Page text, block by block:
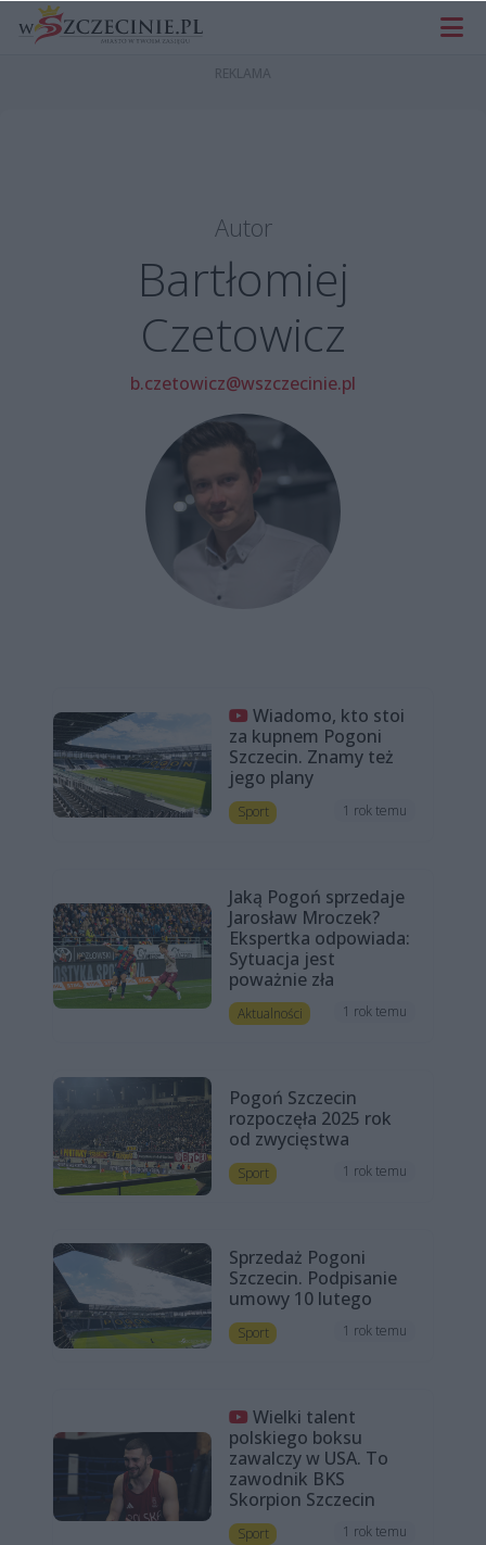
Autor
Bartłomiej
Czetowicz
b.czetowicz@wszczecinie.pl
Wiadomo, kto stoi
za kupnem Pogoni
Szczecin. Znamy też
jego plany
Sport 1 rok temu
Jaką Pogoń sprzedaje
Jarosław Mroczek?
Ekspertka odpowiada:
Sytuacja jest
poważnie zła
Aktualności 1 rok temu
Pogoń Szczecin
rozpoczęła 2025 rok
od zwycięstwa
Sport 1 rok temu
Sprzedaż Pogoni
Szczecin. Podpisanie
umowy 10 lutego
Sport 1 rok temu
Wielki talent
polskiego boksu
zawalczy w USA. To
zawodnik BKS
Skorpion Szczecin
Sport 1 rok temu